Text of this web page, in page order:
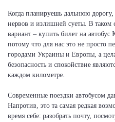
Когда планируешь дальнюю дорогу,
нервов и излишней суеты. В таком
вариант – купить билет на
потому что для нас это не просто
городами Украины и Европы, а
безопасность и спокойствие
каждом километре.
Современные поездки автобусом
Напротив, это та самая редкая
время себе: разобрать почту,